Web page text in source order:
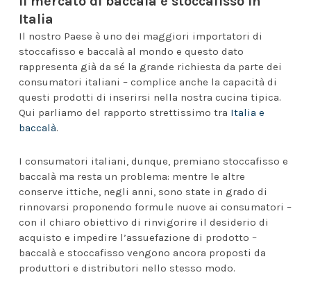
Italia
Il nostro Paese è uno dei maggiori importatori di
stoccafisso e baccalà al mondo e questo dato
rappresenta già da sé la grande richiesta da parte dei
consumatori italiani – complice anche la capacità di
questi prodotti di inserirsi nella nostra cucina tipica.
Qui parliamo del rapporto strettissimo tra Italia e
baccalà.
I consumatori italiani, dunque, premiano stoccafisso e
baccalà ma resta un problema: mentre le altre
conserve ittiche, negli anni, sono state in grado di
rinnovarsi proponendo formule nuove ai consumatori –
con il chiaro obiettivo di rinvigorire il desiderio di
acquisto e impedire l’assuefazione di prodotto –
baccalà e stoccafisso vengono ancora proposti da
produttori e distributori nello stesso modo.